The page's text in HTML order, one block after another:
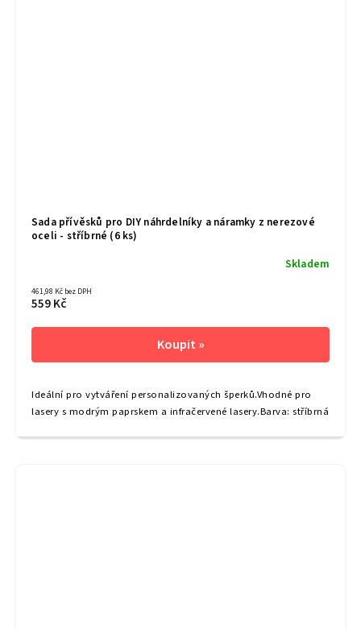
Sada přívěsků pro DIY náhrdelníky a náramky z nerezové
oceli - stříbrné (6 ks)
Skladem
461,98 Kč bez DPH
559 Kč
Ideální pro vytváření personalizovaných šperků.Vhodné pro
lasery s modrým paprskem a infračervené lasery.Barva: stříbrná